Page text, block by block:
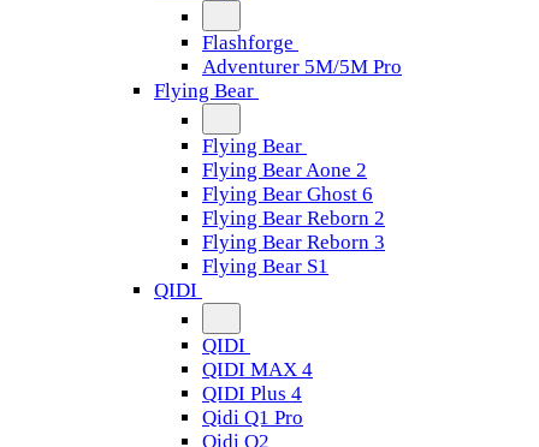
Flashforge
Adventurer 5M/5M Pro
Flying Bear
Flying Bear
Flying Bear Aone 2
Flying Bear Ghost 6
Flying Bear Reborn 2
Flying Bear Reborn 3
Flying Bear S1
QIDI
QIDI
QIDI MAX 4
QIDI Plus 4
Qidi Q1 Pro
Qidi Q2